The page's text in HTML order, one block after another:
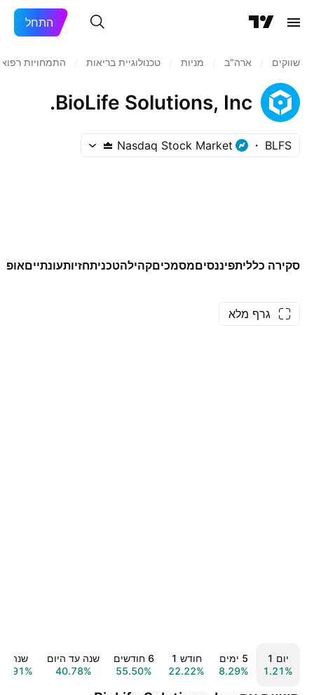
התחל
שווקים ארה"ב‏ מניות‏ טכנולוגיית בריאות התמחויות
BioLife Solutions, Inc.
BLFS
Nasdaq Stock Market
סקירה כלליתפיננסיםמסמכיםקהילהטכניתחזיותעונתיים
גרף מלא
יום ‎1‎
1.21%
‎5‎ ימים
8.29%
חודש ‎1‎
22.22%
‎6‎ חודשים
55.50%
שנה עד היום
40.78%
שנה ‎1‎